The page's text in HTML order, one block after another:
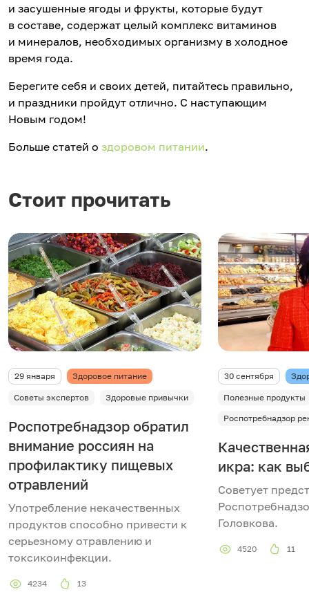
и засушенные ягоды и фрукты, которые будут
в составе, содержат целый комплекс витаминов
и минералов, необходимых организму в холодное
время года.
Берегите себя и своих детей, питайтесь правильно,
и праздники пройдут отлично. С наступающим
Новым годом!
Больше статей о здоровом питании.
Стоит прочитать
29 января Здоровое питание
Советы экспертов Здоровые привычки
Роспотребнадзор обратил
внимание россиян на
профилактику пищевых
отравлений
Употребление некачественных
продуктов способно привести к
серьезному отравлению и
токсикоинфекции.
4234 13
30 сентября
Полезные продукты
Роспотребнадзор
икра: как
Советует
Головкова.
4520 11